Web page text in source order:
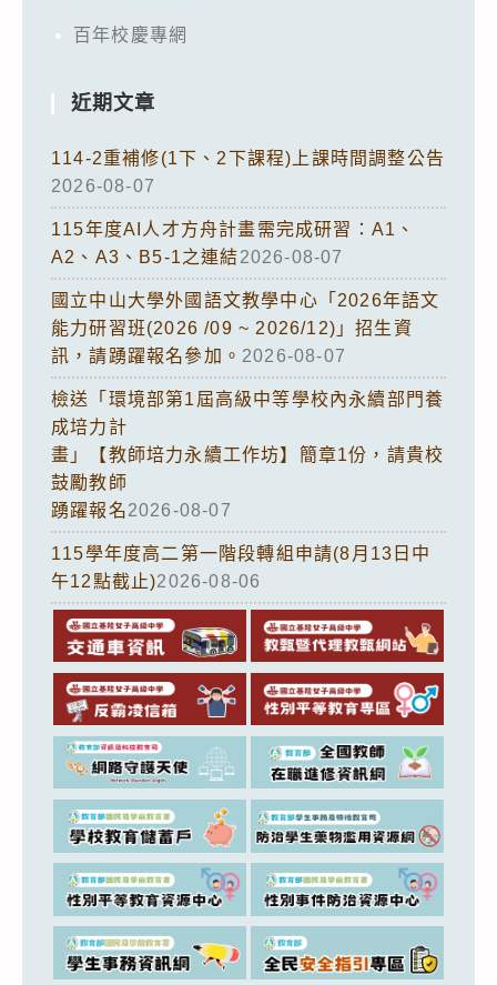
百年校慶專網
近期文章
114-2重補修(1下、2下課程)上課時間調整公告
2026-08-07
115年度AI人才方舟計畫需完成研習：A1、
A2、A3、B5-1之連結2026-08-07
國立中山大學外國語文教學中心「2026年語文
能力研習班(2026 /09 ~ 2026/12)」招生資
訊，請踴躍報名參加。 2026-08-07
檢送「環境部第1屆高級中等學校內永續部門養
成培力計
畫」【教師培力永續工作坊】簡章1份，請貴校
鼓勵教師
踴躍報名2026-08-07
115學年度高二第一階段轉組申請(8月13日中
午12點截止)2026-08-06